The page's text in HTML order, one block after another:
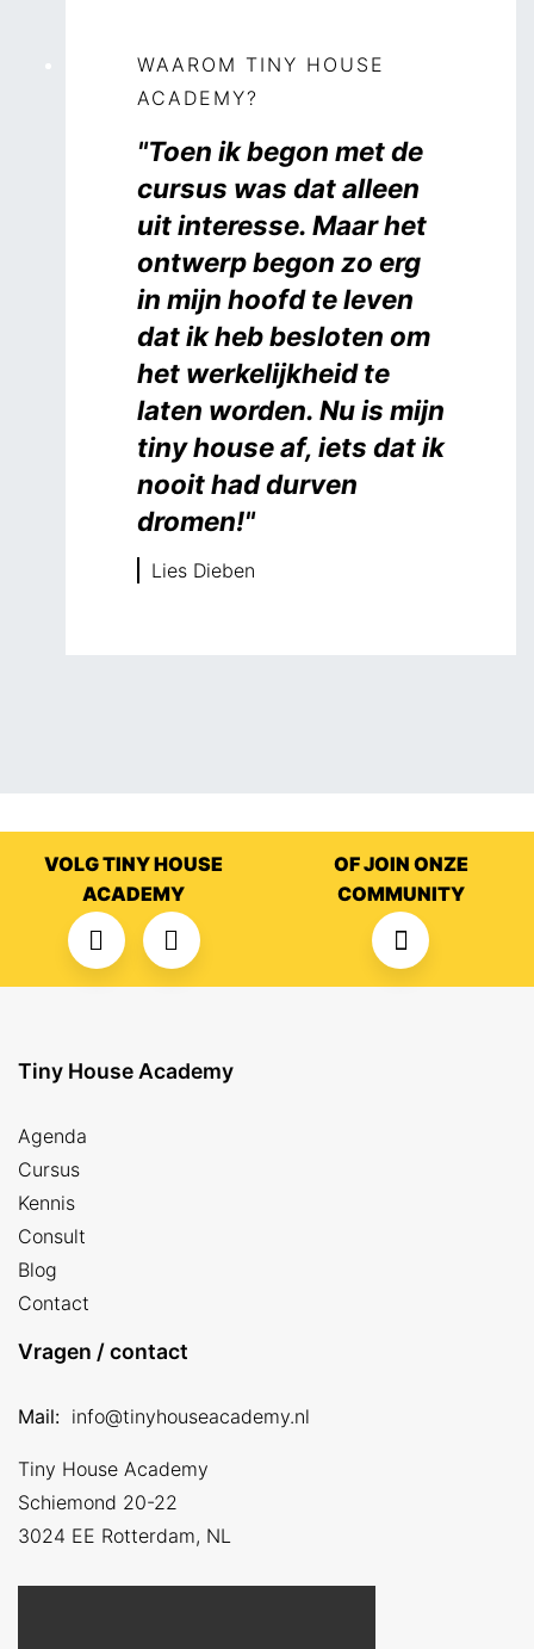
WAAROM TINY HOUSE
ACADEMY?
"Toen ik begon met de
cursus was dat alleen
uit interesse. Maar het
ontwerp begon zo erg
in mijn hoofd te leven
dat ik heb besloten om
het werkelijkheid te
laten worden. Nu is mijn
tiny house af, iets dat ik
nooit had durven
dromen!"
Lies Dieben
VOLG TINY HOUSE
ACADEMY
OF JOIN ONZE
COMMUNITY
Tiny House Academy
Agenda
Cursus
Kennis
Consult
Blog
Contact
Vragen / contact
Mail: info@tinyhouseacademy.nl
Tiny House Academy
Schiemond 20-22
3024 EE Rotterdam, NL